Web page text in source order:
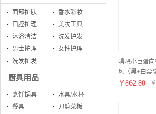
面部护肤
香水彩妆
口腔护理
美妆工具
沐浴清洁
洗发护发
男士护理
女性护理
洗发护发
厨具用品
烹饪锅具
水具/水杯
餐具
刀剪菜板
唱吧小巨蛋
风（黑+白套
￥ 862.80 ￥